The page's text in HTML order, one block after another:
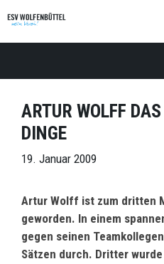
Inhalt
springen
ARTUR WOLFF DAS
INGE
19. Januar 2009
Artur Wolff ist zum dritten
geworden. In einem
gegen seinen
Sätzen durch. Dritter